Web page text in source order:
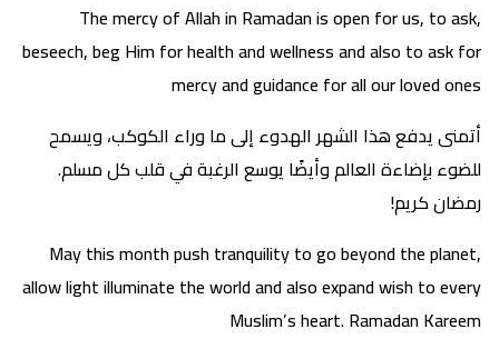
The mercy of Allah in Ramadan is open for us, to ask,
beseech, beg Him for health and wellness and also to ask for
mercy and guidance for all our loved ones
أتمنى يدفع هذا الشهر الهدوء إلى ما وراء الكوكب، ويسمح
للضوء بإضاءة العالم وأيضًا يوسع الرغبة في قلب كل مسلم.
رمضان كريم!
May this month push tranquility to go beyond the planet,
allow light illuminate the world and also expand wish to every
Muslim’s heart. Ramadan Kareem